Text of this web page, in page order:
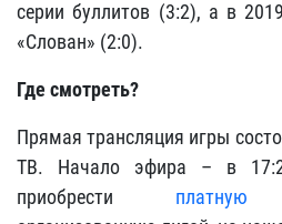
серии буллитов (3:2), а в
«Слован» (2:0).
Где смотреть?
Прямая трансляция игры
ТВ. Начало эфира – в
приобрести платную